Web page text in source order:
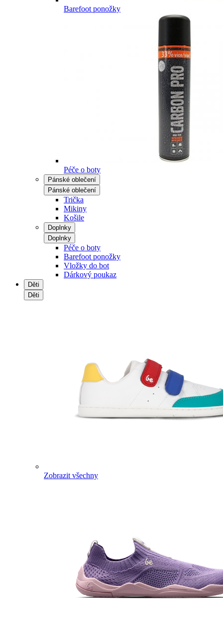
Barefoot ponožky
Péče o boty
Pánské oblečení
Pánské oblečení
Trička
Mikiny
Košile
Doplnky
Doplnky
Péče o boty
Barefoot ponožky
Vložky do bot
Dárkový poukaz
Děti
Děti
Zobrazit všechny